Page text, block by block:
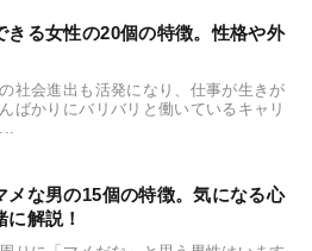
きる女性の20個の特徴。性格や外
社会進出も活発になり、仕事が生きが
ばかりにバリバリと働いているキャリ
メな男の15個の特徴。気になる心
に解説！